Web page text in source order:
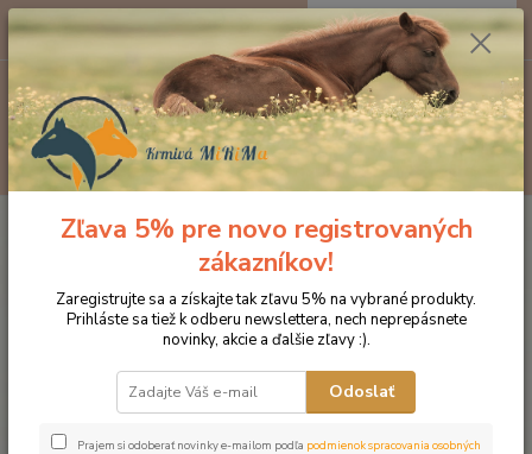
Menu
0ks
za0 €
Doplnky výživy Charline Aktivované uhlie pre kone (pelety)
Charline Aktivované uhlie pre
kone (pelety)
Zľava 5% pre novo registrovaných
zákazníkov!
Zaregistrujte sa a získajte tak zľavu 5% na vybrané produkty.
Prihláste sa tiež k odberu newslettera, nech neprepásnete
novinky, akcie a ďalšie zľavy :).
Odoslať
Prajem si odoberať novinky e-mailom podľa podmienok spracovania osobných